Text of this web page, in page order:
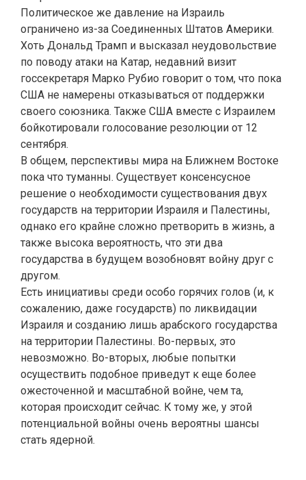
Политическое же давление на Израиль
ограничено из-за Соединенных Штатов Америки.
Хоть Дональд Трамп и высказал неудовольствие
по поводу атаки на Катар, недавний визит
госсекретаря Марко Рубио говорит о том, что пока
США не намерены отказываться от поддержки
своего союзника. Также США вместе с Израилем
бойкотировали голосование резолюции от 12
сентября.
В общем, перспективы мира на Ближнем Востоке
пока что туманны. Существует консенсусное
решение о необходимости существования двух
государств на территории Израиля и Палестины,
однако его крайне сложно претворить в жизнь, а
также высока вероятность, что эти два
государства в будущем возобновят войну друг с
другом.
Есть инициативы среди особо горячих голов (и, к
сожалению, даже государств) по ликвидации
Израиля и созданию лишь арабского государства
на территории Палестины. Во-первых, это
невозможно. Во-вторых, любые попытки
осуществить подобное приведут к еще более
ожесточенной и масштабной войне, чем та,
которая происходит сейчас. К тому же, у этой
потенциальной войны очень вероятны шансы
стать ядерной.